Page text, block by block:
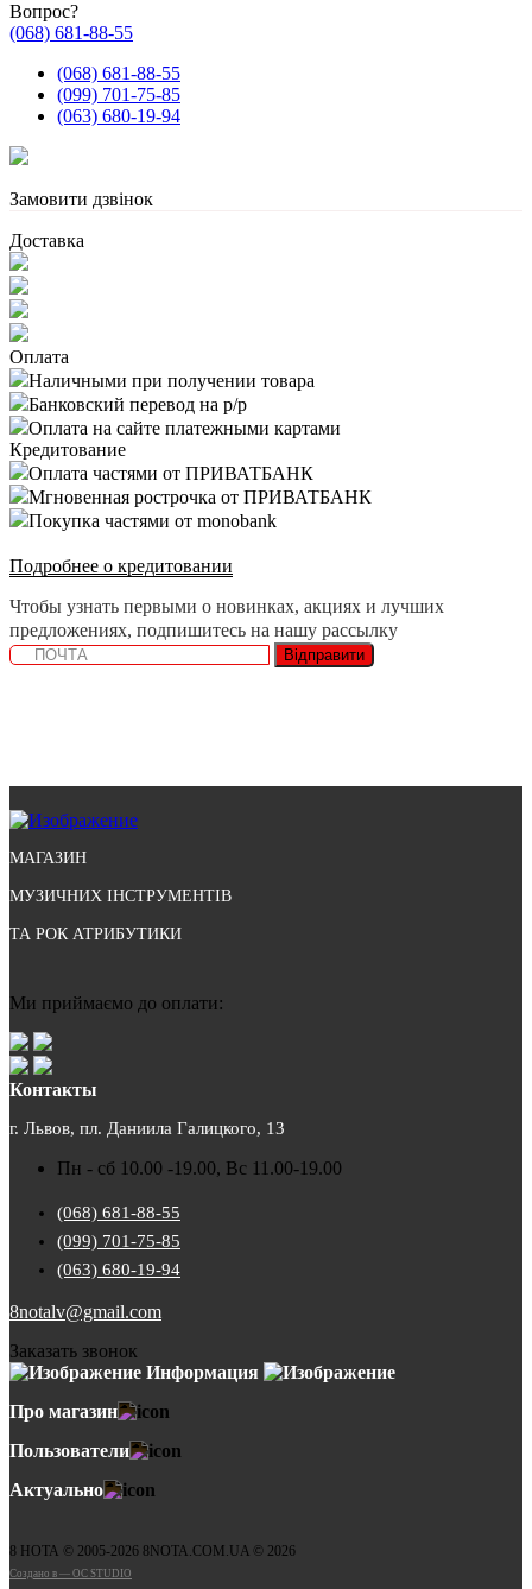
Вопрос?
(068) 681-88-55
(068) 681-88-55
(099) 701-75-85
(063) 680-19-94
Замовити дзвінок
Доставка
Оплата
Наличными при получении товара
Банковский перевод на р/р
Оплата на сайте платежными картами
Кредитование
Оплата частями от ПРИВАТБАНК
Мгновенная рострочка от ПРИВАТБАНК
Покупка частями от monobank
Подробнее о кредитовании
Чтобы узнать первыми о новинках, акциях и лучших
предложениях, подпишитесь на нашу рассылку
Відправити
МАГАЗИН
МУЗИЧНИХ ІНСТРУМЕНТІВ
ТА РОК АТРИБУТИКИ
Ми приймаємо до оплати:
Контакты
г. Львов, пл. Даниила Галицкого, 13
Пн - сб 10.00 -19.00, Вс 11.00-19.00
(068) 681-88-55
(099) 701-75-85
(063) 680-19-94
8notalv@gmail.com
Заказать звонок
Информация
Про магазин
Пользователи
Актуально
8 НОТА © 2005-2026 8NOTA.COM.UA © 2026
Создано в — OC STUDIO